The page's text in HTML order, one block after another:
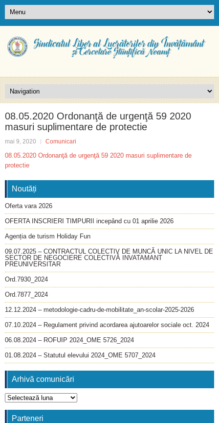
08.05.2020 Ordonanţă de urgenţă 59 2020
masuri suplimentare de protectie
mai 9, 2020 Comunicari
08.05.2020 Ordonanţă de urgenţă 59 2020 masuri suplimentare de
protectie
Noutăți
Oferta vara 2026
OFERTA INSCRIERI TIMPURII incepând cu 01 aprilie 2026
Agenția de turism Holiday Fun
09.07.2025 – CONTRACTUL COLECTIV DE MUNCĂ UNIC LA NIVEL DE
SECTOR DE NEGOCIERE COLECTIVĂ INVATAMANT
PREUNIVERSITAR
Ord.7930_2024
Ord.7877_2024
12.12.2024 – metodologie-cadru-de-mobilitate_an-scolar-2025-2026
07.10.2024 – Regulament privind acordarea ajutoarelor sociale oct. 2024
06.08.2024 – ROFUIP 2024_OME 5726_2024
01.08.2024 – Statutul elevului 2024_OME 5707_2024
Arhivă comunicări
Arhivă
comunicări
Parteneri